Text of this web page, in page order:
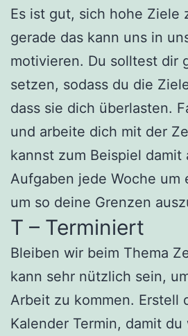
Es ist gut, sich hohe Ziele
gerade das kann uns in
motivieren. Du solltest dir
setzen, sodass du die
dass sie dich überlasten.
und arbeite dich mit der
kannst zum Beispiel damit
Aufgaben jede Woche um
um so deine Grenzen
T – Terminiert
Bleiben wir beim Thema
kann sehr nützlich sein,
Arbeit zu kommen. Erstell
Kalender Termin, damit